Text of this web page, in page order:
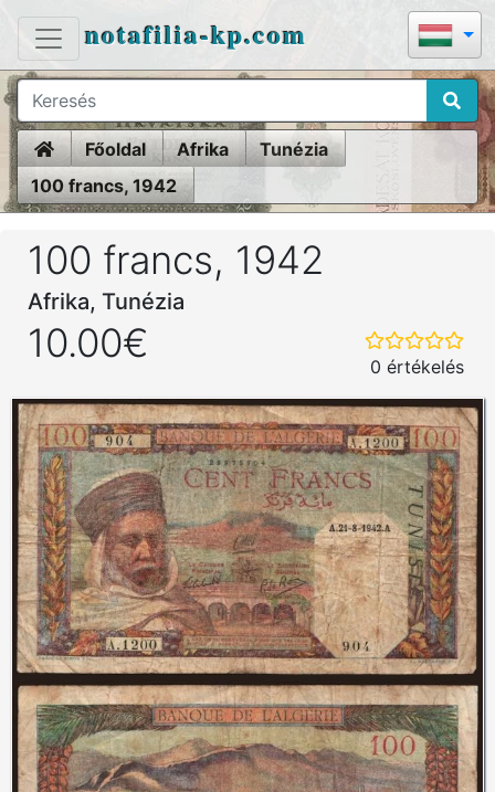
notafilia-kp.com
HomeFőoldal Afrika
Tunézia
100 francs, 1942
100 francs, 1942
Afrika, Tunézia
10.00€
0 értékelés